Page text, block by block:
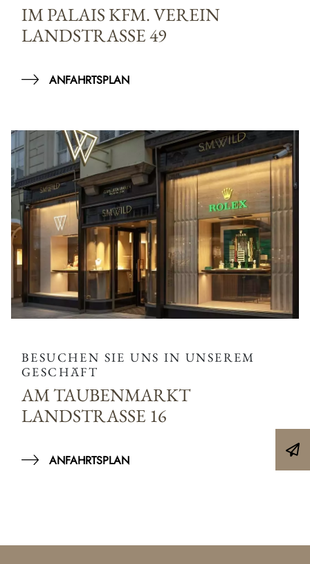
IM PALAIS KFM. VEREIN
LANDSTRASSE 49
ANFAHRTSPLAN
BESUCHEN SIE UNS IN UNSEREM
GESCHÄFT
AM TAUBENMARKT
LANDSTRASSE 16
ANFAHRTSPLAN